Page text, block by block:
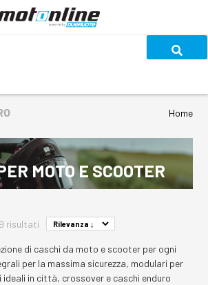
Home
MOTO E SCOOTER
risultati
di caschi da moto e scooter per ogni
per la massima sicurezza, modulari per
in città, crossover e caschi enduro